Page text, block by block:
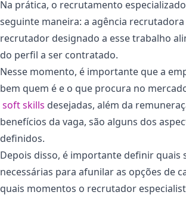
Na prática, o recrutamento
seguinte maneira: a agência
recrutador designado a esse trabalho
do perfil a ser contratado.
Nesse momento, é importante que a
bem quem é e o que procura no
soft skills desejadas, além da
benefícios da vaga, são alguns dos
definidos.
Depois disso, é importante definir quais
necessárias para afunilar as opções de
quais momentos o recrutador